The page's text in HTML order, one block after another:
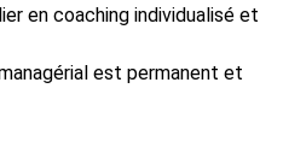
en coaching individualisé et
est permanent et